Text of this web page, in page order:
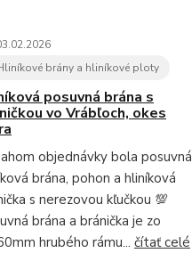
.02.2026
brány a hliníkové ploty
posuvná brána s
vo Vrábľoch, okes
objednávky bola posuvná
brána, pohon a hliníková
s nerezovou kľučkou 💯
brána a bránička je zo
hrubého rámu... čítať celé